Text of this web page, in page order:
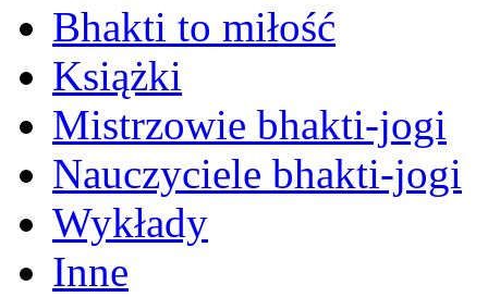
Bhakti to miłość
Książki
Mistrzowie bhakti-jogi
Nauczyciele bhakti-jogi
Wykłady
Inne